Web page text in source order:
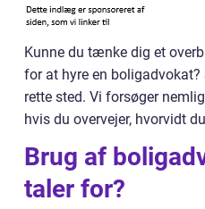
Kunne du tænke dig et
for at hyre en
rette sted. Vi forsøger
hvis du overvejer, hvorvidt
Brug af
taler for?